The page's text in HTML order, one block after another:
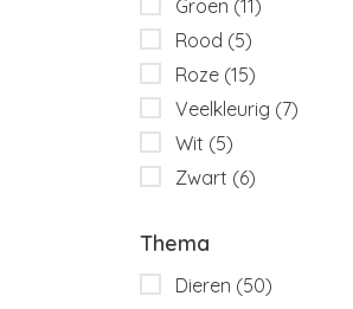
Groen (11)
Rood (5)
Roze (15)
Veelkleurig (7)
Wit (5)
Zwart (6)
Thema
Dieren (50)